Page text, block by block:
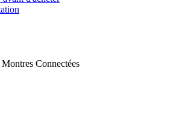
Connectées